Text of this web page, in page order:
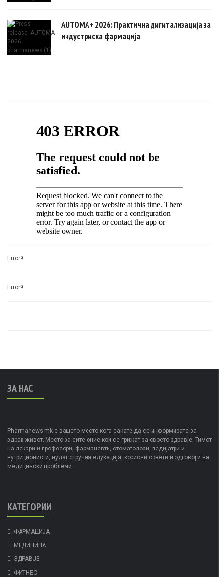
AUTOMA+ 2026: Практична дигитализација за
индустриска фармација
Error9
Error9
ЗА НАС
Pharmanews.mk е вашето место кога сакате да се информирате за
здрав живот. Место за сите оние кои се грижат за своето здравје. Тимот
на лекари и професори, фармацевти, стоматолози, педијатри и
нутриционисти, нудат стручна едукација, корисни совети и одговори на
медицински проблеми.
КАТЕГОРИИ
ФАРМАЦИЈА
МЕДИЦИНА
ЗДРАВЈЕ
ФИТНЕС